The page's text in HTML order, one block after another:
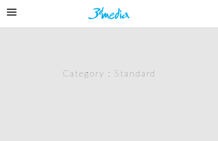
Category : Standard